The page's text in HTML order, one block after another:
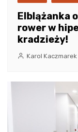
Elblążanka
rower w
kradzieży!
Karol Kaczmarek